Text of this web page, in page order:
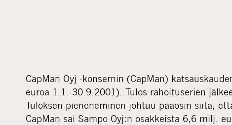
CapMan Oyj -konsernin (CapMan)
euroa 1.1.-30.9.2001). Tulos rahoituserien
Tuloksen pieneneminen johtuu pääosin siitä,
CapMan sai Sampo Oyj:n osakkeista 6,6 milj.